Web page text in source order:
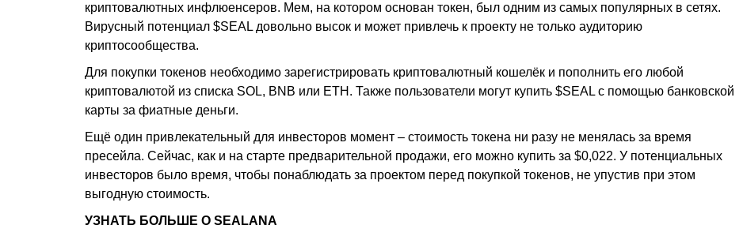
криптовалютных инфлюенсеров. Мем, на котором основан токен, был одним из самых популярных в сетях.
Вирусный потенциал $SEAL довольно высок и может привлечь к проекту не только аудиторию
криптосообщества.
Для покупки токенов необходимо зарегистрировать криптовалютный кошелёк и пополнить его любой
криптовалютой из списка SOL, BNB или ETH. Также пользователи могут купить $SEAL с помощью банковской
карты за фиатные деньги.
Ещё один привлекательный для инвесторов момент – стоимость токена ни разу не менялась за время
пресейла. Сейчас, как и на старте предварительной продажи, его можно купить за $0,022. У потенциальных
инвесторов было время, чтобы понаблюдать за проектом перед покупкой токенов, не упустив при этом
выгодную стоимость.
УЗНАТЬ БОЛЬШЕ О SEALANA